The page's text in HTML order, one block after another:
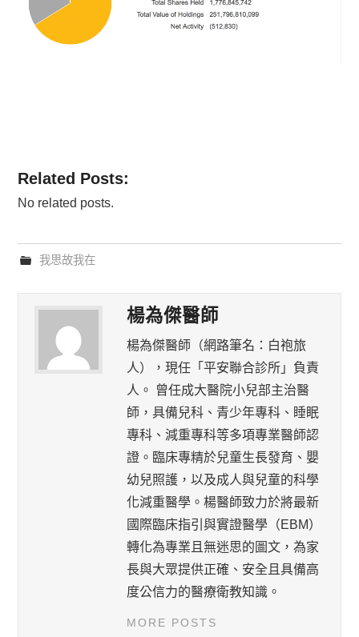
Related Posts:
No related posts.
我思故我在
楊為傑醫師
楊為傑醫師（網路筆名：白袍旅
人），現任「平安聯合診所」負責
人。 曾任成大醫院小兒部主治醫
師，具備兒科、青少年專科、睡眠
專科、減重專科等多項專業醫師認
證。臨床專精於兒童生長發育、嬰
幼兒照護，以及成人與兒童的科學
化減重醫學。楊醫師致力於將最新
國際臨床指引與實證醫學（EBM）
轉化為專業且無迷思的圖文，為家
長與大眾提供正確、安全且具備高
度公信力的醫療衛教知識。
MORE POSTS